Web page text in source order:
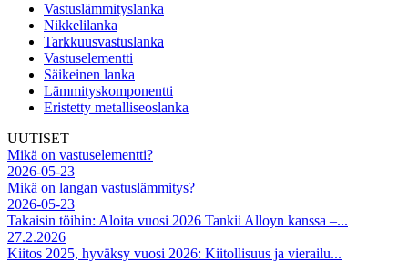
Vastuslämmityslanka
Nikkelilanka
Tarkkuusvastuslanka
Vastuselementti
Säikeinen lanka
Lämmityskomponentti
Eristetty metalliseoslanka
UUTISET
Mikä on vastuselementti?
2026-05-23
Mikä on langan vastuslämmitys?
2026-05-23
Takaisin töihin: Aloita vuosi 2026 Tankii Alloyn kanssa –...
27.2.2026
Kiitos 2025, hyväksy vuosi 2026: Kiitollisuus ja vierailu...